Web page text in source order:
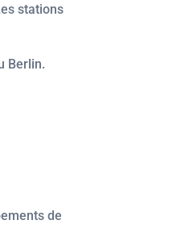
stations
Berlin.
de